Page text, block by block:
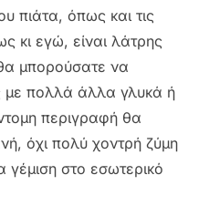
πιάτα, όπως και τις
κι εγώ, είναι λάτρης
μπορούσατε να
με πολλά άλλα γλυκά ή
περιγραφή θα
όχι πολύ χοντρή ζύμη
γέμιση στο εσωτερικό